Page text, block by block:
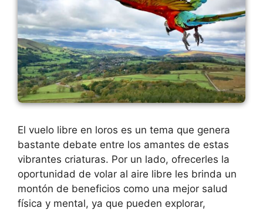
El vuelo libre en loros es un tema que genera
bastante debate entre los amantes de estas
vibrantes criaturas. Por un lado, ofrecerles la
oportunidad de volar al aire libre les brinda un
montón de beneficios como una mejor salud
física y mental, ya que pueden explorar,